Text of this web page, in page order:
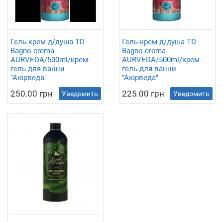
Гель-крем д/душа TD
Bagno crema
AURVEDA/500ml/крем-
гель для ванни
"Аюрведа"
250.00 грн Уведомить
Гель-крем д/душа TD
Bagno crema
AURVEDA/500ml/крем-
гель для ванни
"Аюрведа"
225.00 грн Уведомить